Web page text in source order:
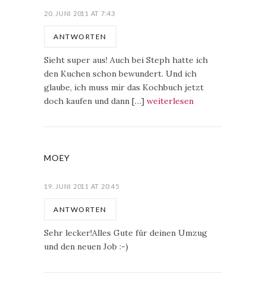
20. JUNI 2011 AT 7:43
ANTWORTEN
Sieht super aus! Auch bei Steph hatte ich
den Kuchen schon bewundert. Und ich
glaube, ich muss mir das Kochbuch jetzt
doch kaufen und dann […] weiterlesen
MOEY
19. JUNI 2011 AT 20:45
ANTWORTEN
Sehr lecker!Alles Gute für deinen Umzug
und den neuen Job :-)